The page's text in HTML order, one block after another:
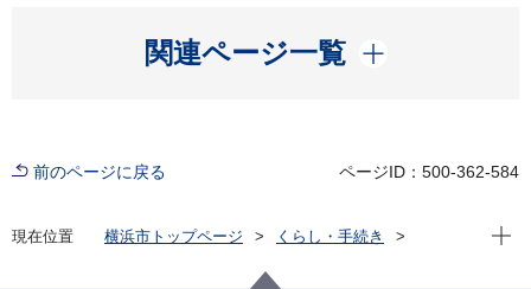
関連ページ一覧
開く
前のページに戻る ページID：500-362-584
現在位置 横浜市トップページ
くらし・手続き
神奈川区デジタルライブラリー
現在